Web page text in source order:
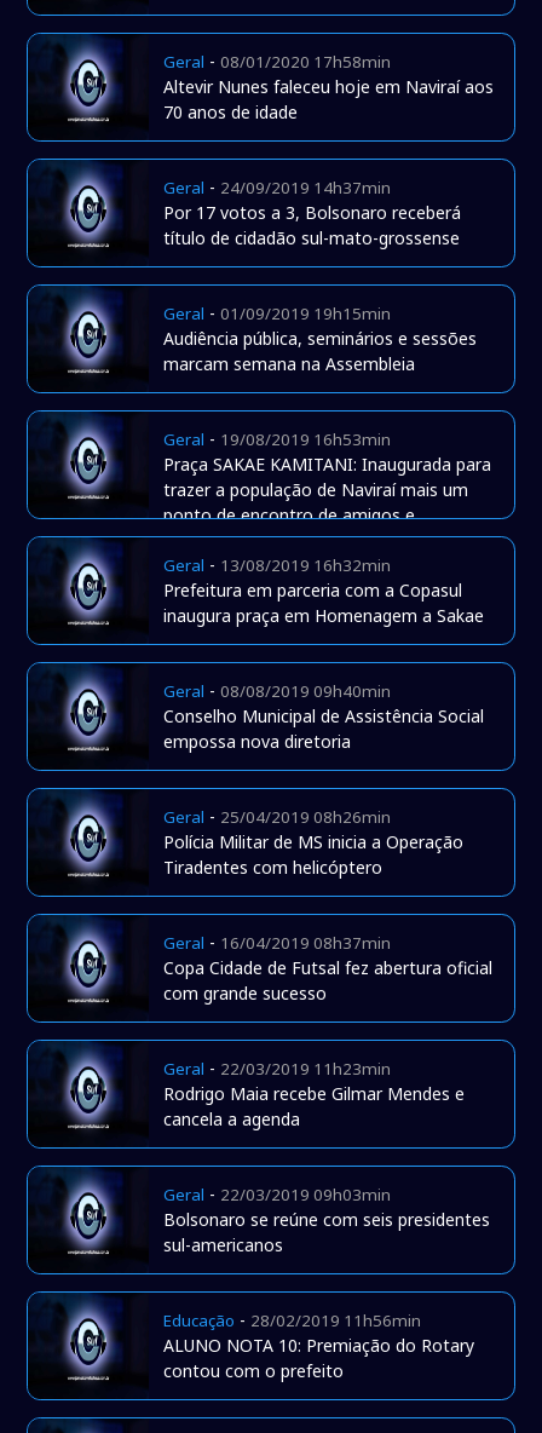
Geral -08/01/2020 17h58min
Altevir Nunes faleceu hoje em Naviraí aos
70 anos de idade
Geral - 24/09/2019 14h37min
Por 17 votos a 3, Bolsonaro receberá
título de cidadão sul-mato-grossense
Geral -01/09/2019 19h15min
Audiência pública, seminários e sessões
marcam semana na Assembleia
Geral - 19/08/2019 16h53min
Praça SAKAE KAMITANI: Inaugurada para
trazer a população de Naviraí mais um
ponto de encontro de amigos e
familiares.
Geral - 13/08/2019 16h32min
Prefeitura em parceria com a Copasul
inaugura praça em Homenagem a Sakae
Geral -08/08/2019 09h40min
Conselho Municipal de Assistência Social
empossa nova diretoria
Geral - 25/04/2019 08h26min
Polícia Militar de MS inicia a Operação
Tiradentes com helicóptero
Geral - 16/04/2019 08h37min
Copa Cidade de Futsal fez abertura oficial
com grande sucesso
Geral - 22/03/2019 11h23min
Rodrigo Maia recebe Gilmar Mendes e
cancela a agenda
Geral - 22/03/2019 09h03min
Bolsonaro se reúne com seis presidentes
sul-americanos
Educação - 28/02/2019 11h56min
ALUNO NOTA 10: Premiação do Rotary
contou com o prefeito